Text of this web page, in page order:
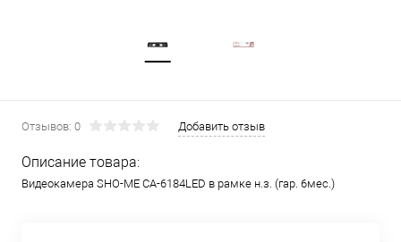
Отзывов: 0 Добавить отзыв
Описание товара:
Видеокамера SHO-ME CA-6184LED в рамке н.з. (гар. 6мес.)